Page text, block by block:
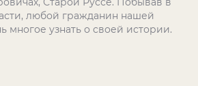
любой гражданин нашей
многое узнать о своей истории.